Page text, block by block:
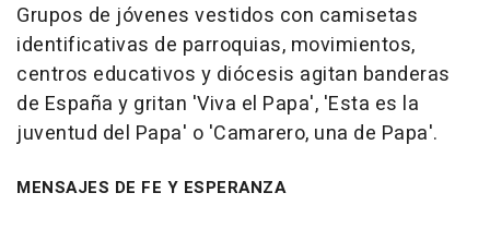
Grupos de jóvenes vestidos con camisetas
identificativas de parroquias, movimientos,
centros educativos y diócesis agitan banderas
de España y gritan 'Viva el Papa', 'Esta es la
juventud del Papa' o 'Camarero, una de Papa'.
MENSAJES DE FE Y ESPERANZA